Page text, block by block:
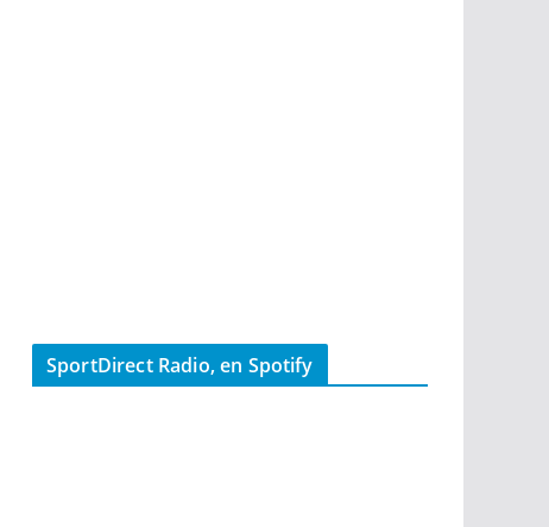
SportDirect Radio, en Spotify